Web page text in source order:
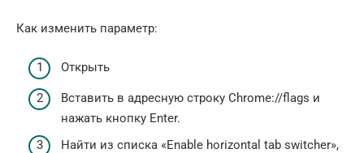
Как изменить параметр:
Открыть
Вставить в адресную строку Chrome://flags и
нажать кнопку Enter.
Найти из списка «Enable horizontal tab switcher»,